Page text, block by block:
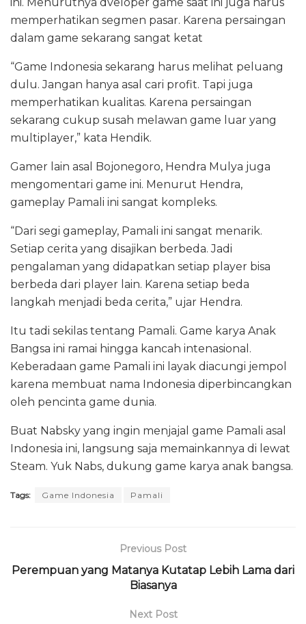
memperhatikan segmen pasar. Karena persaingan
dalam game sekarang sangat ketat
“Game Indonesia sekarang harus melihat peluang
dulu. Jangan hanya asal cari profit. Tapi juga
memperhatikan kualitas. Karena persaingan
sekarang cukup susah melawan game luar yang
multiplayer,” kata Hendik.
Gamer lain asal Bojonegoro, Hendra Mulya juga
mengomentari game ini. Menurut Hendra,
gameplay Pamali ini sangat kompleks.
“Dari segi gameplay, Pamali ini sangat menarik.
Setiap cerita yang disajikan berbeda. Jadi
pengalaman yang didapatkan setiap player bisa
berbeda dari player lain. Karena setiap beda
langkah menjadi beda cerita,” ujar Hendra.
Itu tadi sekilas tentang Pamali. Game karya Anak
Bangsa ini ramai hingga kancah intenasional.
Keberadaan game Pamali ini layak diacungi jempol
karena membuat nama Indonesia diperbincangkan
oleh pencinta game dunia.
Buat Nabsky yang ingin menjajal game Pamali asal
Indonesia ini, langsung saja memainkannya di lewat
Steam. Yuk Nabs, dukung game karya anak bangsa.
Tags: Game Indonesia Pamali
Previous Post
Perempuan yang Matanya Kutatap Lebih Lama dari
Biasanya
Next Post